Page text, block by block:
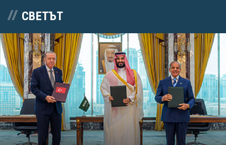
СВЕТЪТ